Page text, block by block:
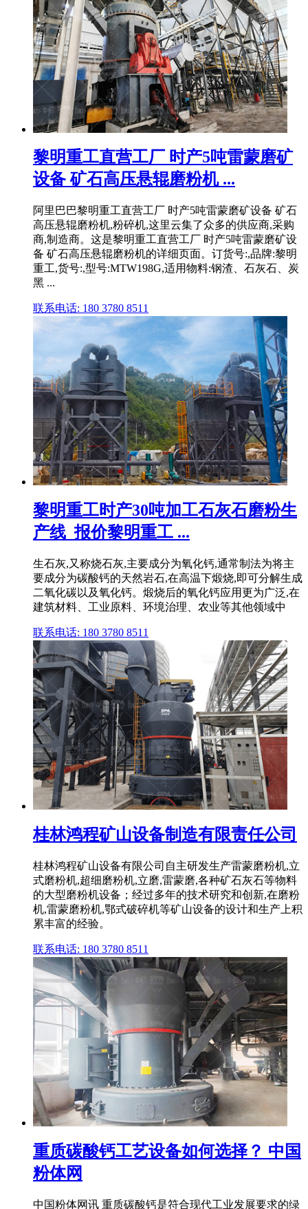
黎明重工直营工厂 时产5吨雷蒙磨矿
设备 矿石高压悬辊磨粉机 ...
阿里巴巴黎明重工直营工厂 时产5吨雷蒙磨矿设备 矿石
高压悬辊磨粉机,粉碎机,这里云集了众多的供应商,采购
商,制造商。这是黎明重工直营工厂 时产5吨雷蒙磨矿设
备 矿石高压悬辊磨粉机的详细页面。订货号:,品牌:黎明
重工,货号:,型号:MTW198G,适用物料:钢渣、石灰石、炭
黑 ...
联系电话: 180 3780 8511
黎明重工时产30吨加工石灰石磨粉生
产线_报价黎明重工 ...
生石灰,又称烧石灰,主要成分为氧化钙,通常制法为将主
要成分为碳酸钙的天然岩石,在高温下煅烧,即可分解生成
二氧化碳以及氧化钙。煅烧后的氧化钙应用更为广泛,在
建筑材料、工业原料、环境治理、农业等其他领域中
联系电话: 180 3780 8511
桂林鸿程矿山设备制造有限责任公司
桂林鸿程矿山设备有限公司自主研发生产雷蒙磨粉机,立
式磨粉机,超细磨粉机,立磨,雷蒙磨,各种矿石灰石等物料
的大型磨粉机设备；经过多年的技术研究和创新,在磨粉
机,雷蒙磨粉机,鄂式破碎机等矿山设备的设计和生产上积
累丰富的经验。
联系电话: 180 3780 8511
重质碳酸钙工艺设备如何选择？ 中国
粉体网
中国粉体网讯 重质碳酸钙是符合现代工业发展要求的绿